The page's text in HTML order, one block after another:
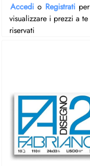
Accedi o Registrati per
visualizzare i prezzi a te
riservati